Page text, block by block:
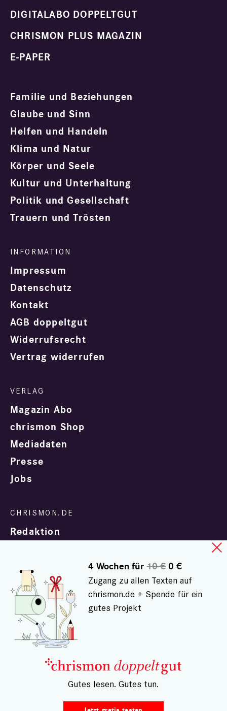
DIGITALABO DOPPELTGUT
CHRISMON PLUS MAGAZIN
E-PAPER
Familie und Beziehungen
Glaube und Sinn
Helfen und Handeln
Klima und Natur
Körper und Seele
Kultur und Unterhaltung
Politik und Gesellschaft
Trauern und Trösten
Impressum
Datenschutz
Kontakt
AGB doppeltgut
Widerrufsrecht
Vertrag widerrufen
Magazin Abo
chrismon Shop
Mediadaten
Presse
Jobs
Redaktion
In Zusammenarbeit mit
© chrismon.de 2001 - 2026
Alle Rechte vorbehalten.
4 Wochen für10 €0 €
Zugang zu allen Texten auf
chrismon.de + Spende für ein
gutes Projekt
– Gutes lesen. Gutes tun.